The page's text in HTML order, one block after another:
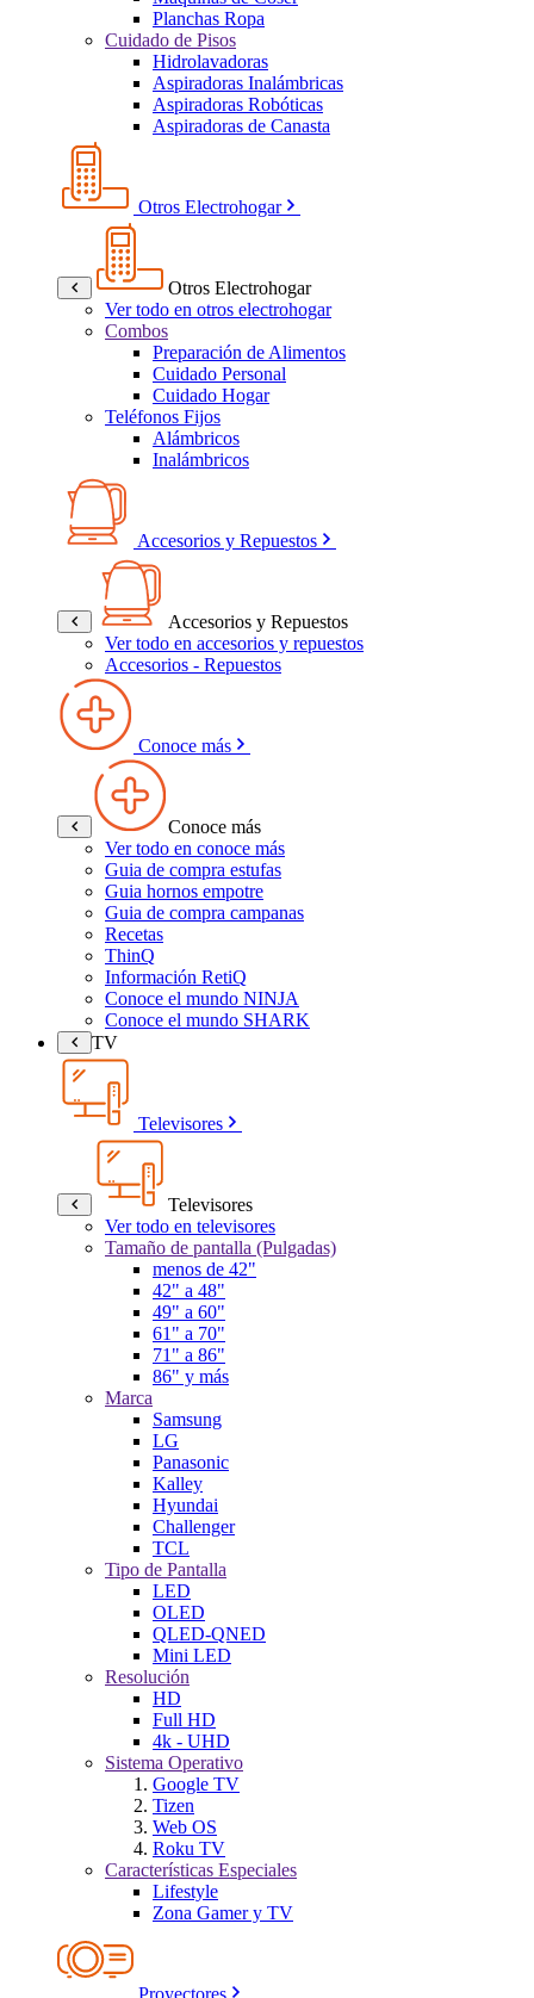
Planchas Ropa
Cuidado de Pisos
Hidrolavadoras
Aspiradoras Inalámbricas
Aspiradoras Robóticas
Aspiradoras de Canasta
Otros Electrohogar
Otros Electrohogar
Ver todo en otros electrohogar
Combos
Preparación de Alimentos
Cuidado Personal
Cuidado Hogar
Teléfonos Fijos
Alámbricos
Inalámbricos
Accesorios y Repuestos
Accesorios y Repuestos
Ver todo en accesorios y repuestos
Accesorios - Repuestos
Conoce más
Conoce más
Ver todo en conoce más
Guia de compra estufas
Guia hornos empotre
Guia de compra campanas
Recetas
ThinQ
Información RetiQ
Conoce el mundo NINJA
Conoce el mundo SHARK
TV
Televisores
Televisores
Ver todo en televisores
Tamaño de pantalla (Pulgadas)
menos de 42"
42" a 48"
49" a 60"
61" a 70"
71" a 86"
86" y más
Marca
Samsung
LG
Panasonic
Kalley
Hyundai
Challenger
TCL
Tipo de Pantalla
LED
OLED
QLED-QNED
Mini LED
Resolución
HD
Full HD
4k - UHD
Sistema Operativo
Google TV
Tizen
Web OS
Roku TV
Características Especiales
Lifestyle
Zona Gamer y TV
Proyectores